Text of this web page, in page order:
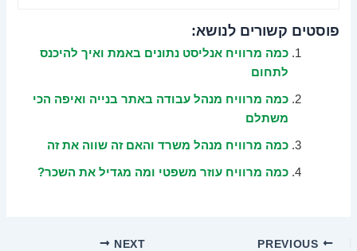
פוסטים קשורים לנושא:
כמה מרוויח אנליסט נתונים באמת ואיך להיכנס
לתחום
כמה מרוויח מנהל עבודה באתר בנייה ואיפה הכי
משתלם
כמה מרוויח מנהל משרד והאם זה שווה את זה
כמה מרוויח עוזר משפטי ומה מגדיל את השכר?
NEXT